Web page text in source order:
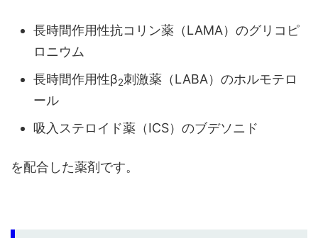
長時間作用性抗コリン薬（LAMA）のグリコピ
ロニウム
長時間作用性β2刺激薬（LABA）のホルモテロ
ール
吸入ステロイド薬（ICS）のブデソニド
を配合した薬剤です。